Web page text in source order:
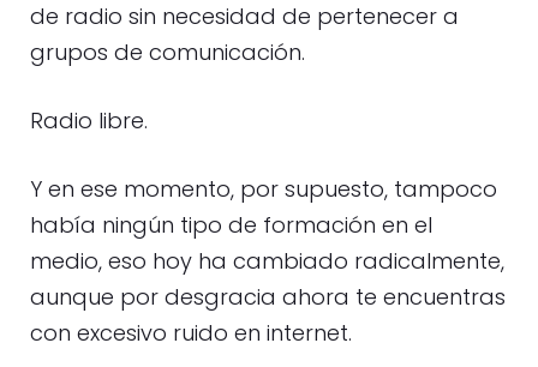
de radio sin necesidad de pertenecer a
grupos de comunicación.
Radio libre.
Y en ese momento, por supuesto, tampoco
había ningún tipo de formación en el
medio, eso hoy ha cambiado radicalmente,
aunque por desgracia ahora te encuentras
con excesivo ruido en internet.